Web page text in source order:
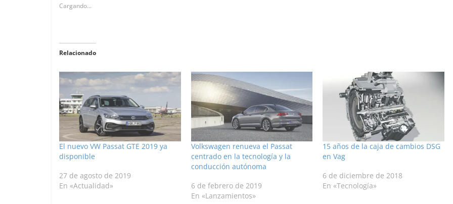
Cargando...
Relacionado
El nuevo VW Passat GTE 2019 ya
disponible
27 de agosto de 2019
En «Actualidad»
Volkswagen renueva el Passat
centrado en la tecnología y la
conducción autónoma
6 de febrero de 2019
En «Lanzamientos»
15 años de la caja de cambios DSG
en Vag
6 de diciembre de 2018
En «Tecnología»